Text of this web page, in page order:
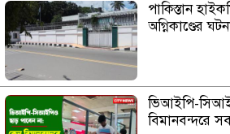
পাকিস্তান
অগ্নিকাণ্ডের
ভিআইপি-
বিমানবন্দরে